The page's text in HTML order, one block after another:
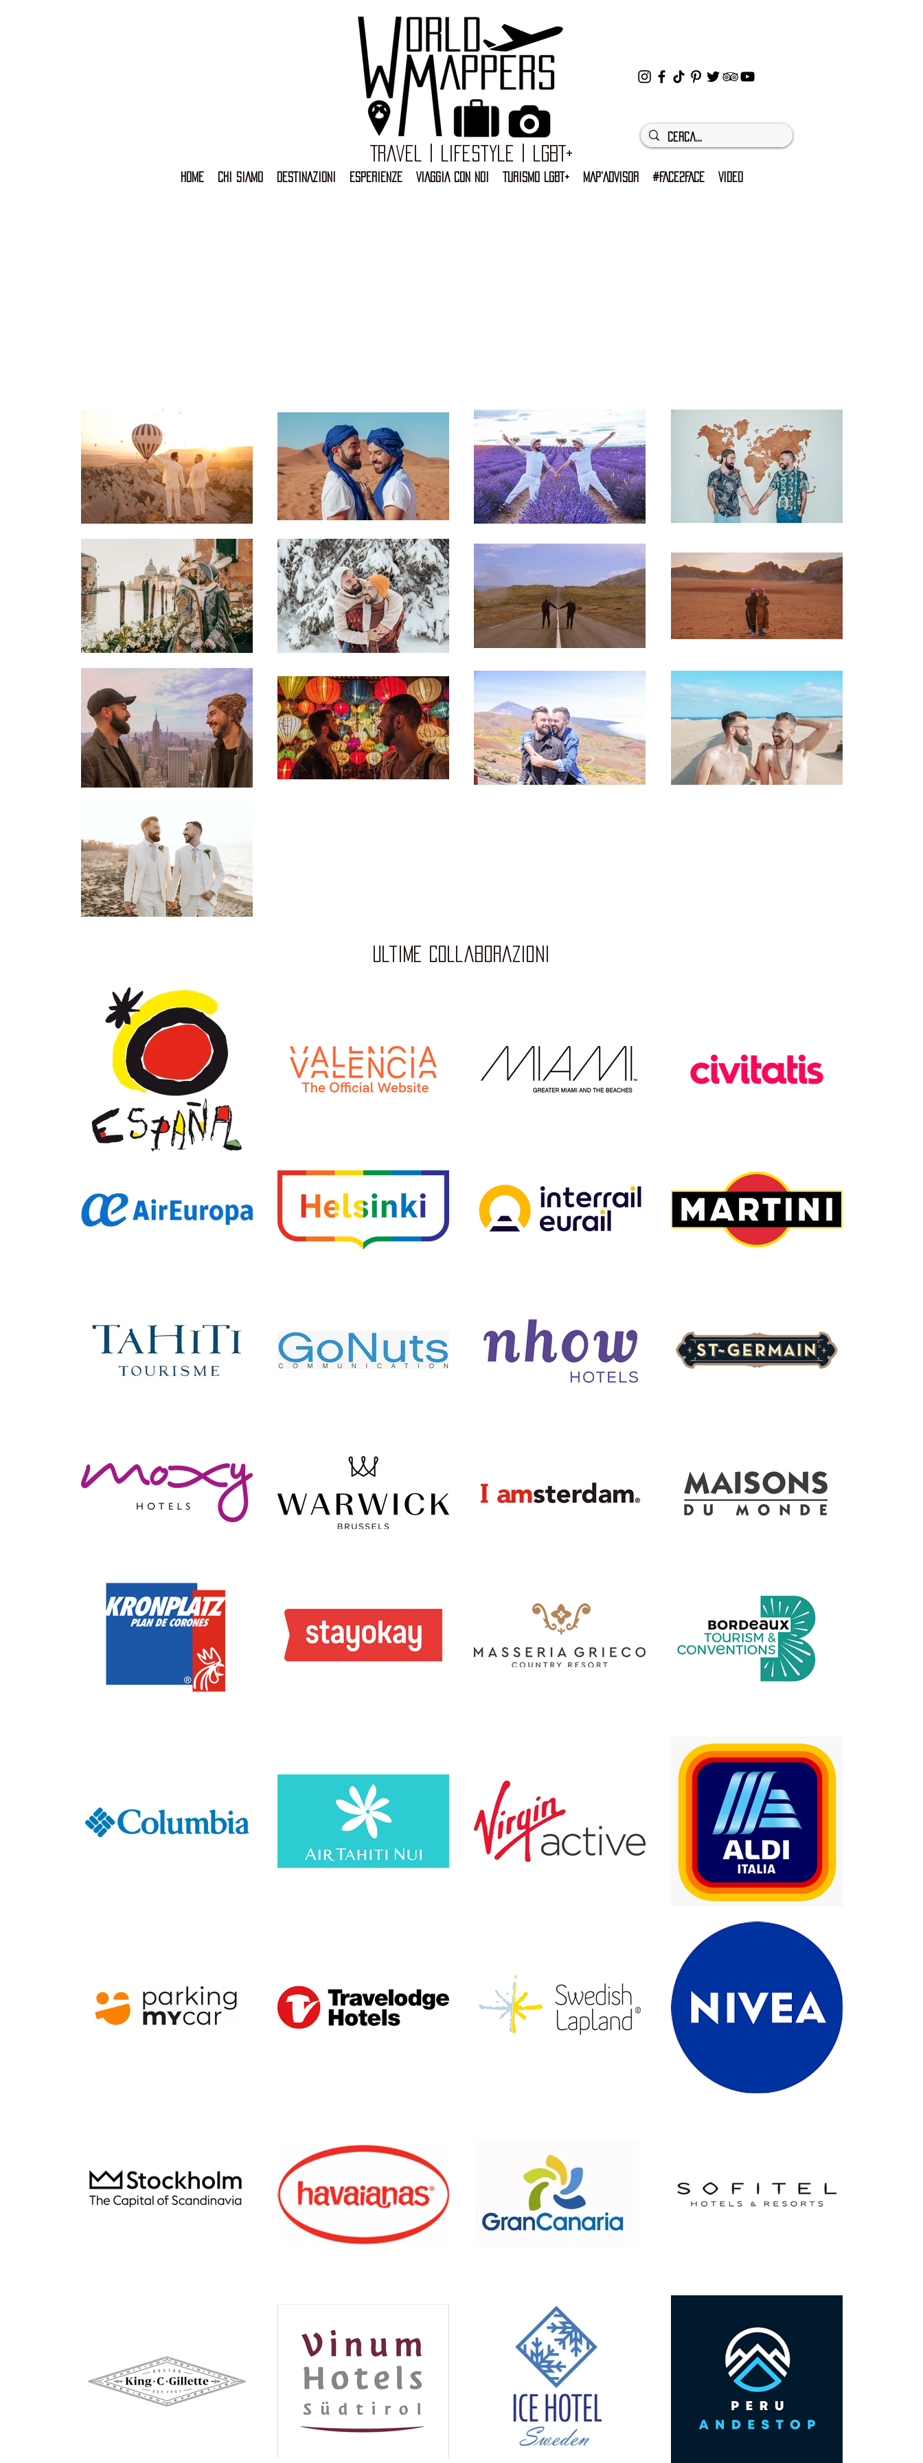
Travel | Lifestyle | LGBT+
HOME CHI SIAMO DESTINAZIONI ESPERIENZE VIAGGIA CON NOI TURISMO LGBT+ MAP'ADVISOR #FACE2FACE VIDEO
ultime collaborazioni